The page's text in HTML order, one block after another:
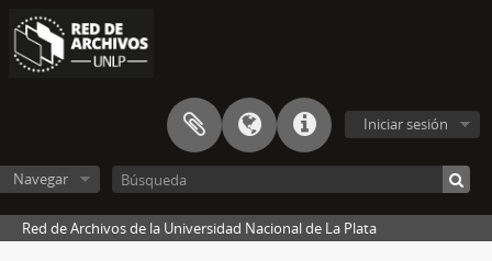
Iniciar sesión
Navegar
Red de Archivos de la Universidad Nacional de La Plata